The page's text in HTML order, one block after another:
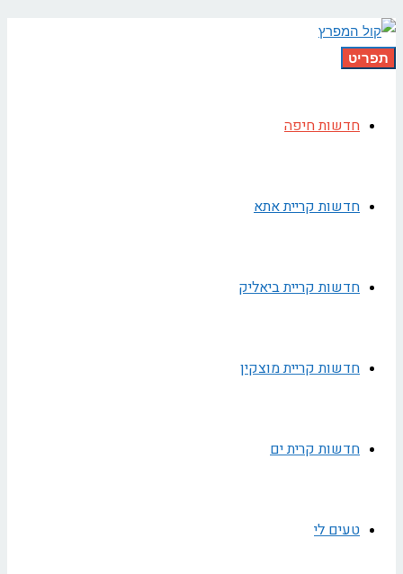
תפריט
חדשות חיפה
חדשות קריית אתא
חדשות קריית ביאליק
חדשות קריית מוצקין
חדשות קרית ים
טעים לי